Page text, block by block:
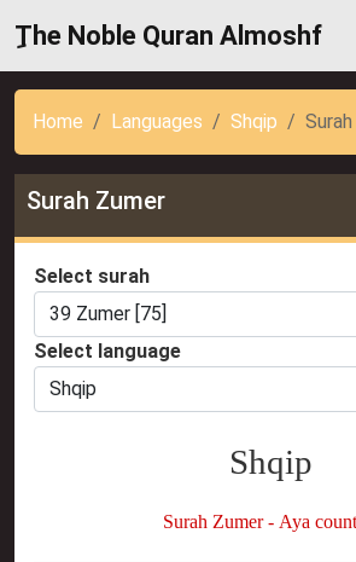
ِThe Noble Quran Almoshf
Home Languages Shqip
Surah Zumer
Select surah
Select language
Shqip
Surah Zumer - Aya